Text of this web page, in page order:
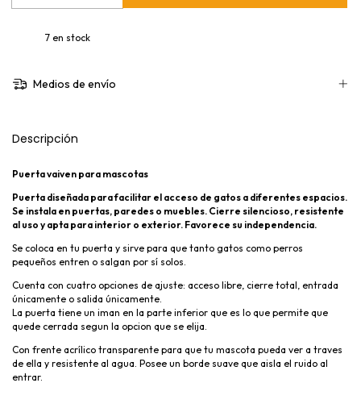
7en stock
Medios de envío
Descripción
Puerta vaiven para mascotas
Puerta diseñada para facilitar el acceso de gatos a diferentes espacios.
Se instala en puertas, paredes o muebles. Cierre silencioso, resistente
al uso y apta para interior o exterior. Favorece su independencia.
Se coloca en tu puerta y sirve para que tanto gatos como perros
pequeños entren o salgan por sí solos.
Cuenta con cuatro opciones de ajuste: acceso libre, cierre total, entrada
únicamente o salida únicamente.
La puerta tiene un iman en la parte inferior que es lo que permite que
quede cerrada segun la opcion que se elija.
Con frente acrílico transparente para que tu mascota pueda ver a traves
de ella y resistente al agua. Posee un borde suave que aisla el ruido al
entrar.